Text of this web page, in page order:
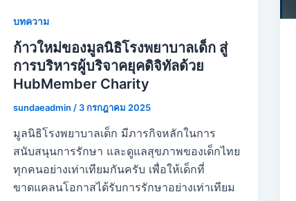
บทความ
ก้าวใหม่ของมูลนิธิโรงพยาบาลเด็ก สู่
การบริหารผู้บริจาคยุคดิจิทัลด้วย
HubMember Charity
sundaeadmin / 3 กรกฎาคม 2025
มูลนิธิโรงพยาบาลเด็ก มีภารกิจหลักในการ
สนับสนุนการรักษา และดูแลสุขภาพของเด็กไทย
ทุกคนอย่างเท่าเทียมกันครับ เพื่อให้เด็กที่
ขาดแคลนโอกาสได้รับการรักษาอย่างเท่าเทียม